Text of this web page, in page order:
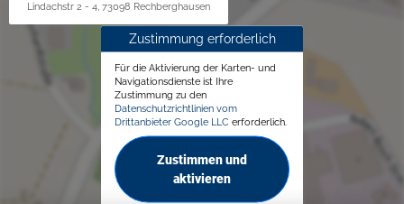
Lindachstr 2 - 4, 73098 Rechberghausen
Zustimmung erforderlich
Für die Aktivierung der Karten- und
Navigationsdienste ist Ihre
Zustimmung zu den
Datenschutzrichtlinien vom
Drittanbieter Google LLC erforderlich.
Zustimmen und
aktivieren